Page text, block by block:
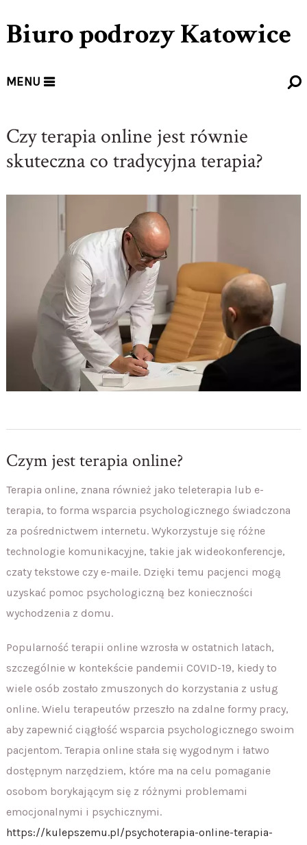
Biuro podrozy Katowice
MENU
Czy terapia online jest równie
skuteczna co tradycyjna terapia?
Czym jest terapia online?
Terapia online, znana również jako teleterapia lub e-
terapia, to forma wsparcia psychologicznego świadczona
za pośrednictwem internetu. Wykorzystuje się różne
technologie komunikacyjne, takie jak wideokonferencje,
czaty tekstowe czy e-maile. Dzięki temu pacjenci mogą
uzyskać pomoc psychologiczną bez konieczności
wychodzenia z domu.
Popularność terapii online wzrosła w ostatnich latach,
szczególnie w kontekście pandemii COVID-19, kiedy to
wiele osób zostało zmuszonych do korzystania z usług
online. Wielu terapeutów przeszło na zdalne formy pracy,
aby zapewnić ciągłość wsparcia psychologicznego swoim
pacjentom. Terapia online stała się wygodnym i łatwo
dostępnym narzędziem, które ma na celu pomaganie
osobom borykającym się z różnymi problemami
emocjonalnymi i psychicznymi.
https://kulepszemu.pl/psychoterapia-online-terapia-